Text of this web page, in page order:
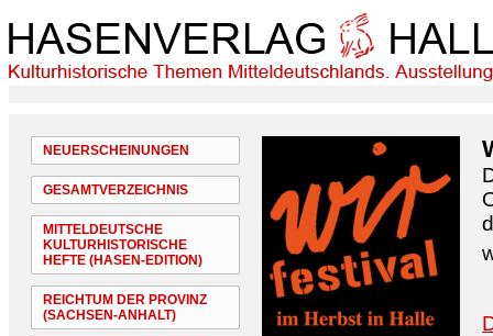
NEUERSCHEINUNGEN
GESAMTVERZEICHNIS
MITTELDEUTSCHE
KULTURHISTORISCHE
HEFTE (HASEN-EDITION)
REICHTUM DER PROVINZ
(SACHSEN-ANHALT)